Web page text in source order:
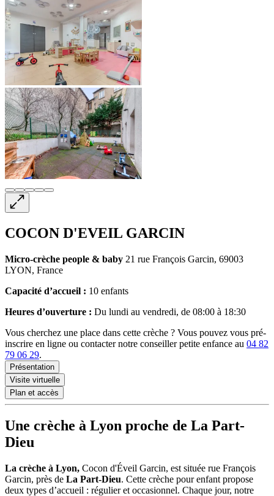
COCON D'EVEIL GARCIN
Micro-crèche people & baby 21 rue François Garcin, 69003
LYON, France
Capacité d’accueil : 10 enfants
Heures d’ouverture : Du lundi au vendredi, de 08:00 à 18:30
Vous cherchez une place dans cette crèche ? Vous pouvez vous pré-
inscrire en ligne ou contacter notre conseiller petite enfance au 04 82
79 06 29.
Présentation
Visite virtuelle
Plan et accès
Une crèche à Lyon proche de La Part-
Dieu
La crèche à Lyon, Cocon d'Éveil Garcin, est située rue François
Garcin, près de La Part-Dieu. Cette crèche pour enfant propose
deux types d’accueil : régulier et occasionnel. Chaque jour, notre